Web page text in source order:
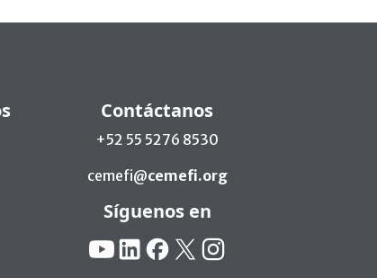
Contáctanos
+52 55 5276 8530
cemefi@cemefi.org
Síguenos en
Redes Sociales:
YouTubeLinkedinFacebook
X Instagram